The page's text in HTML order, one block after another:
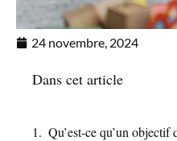
24 novembre, 2024
Dans cet article